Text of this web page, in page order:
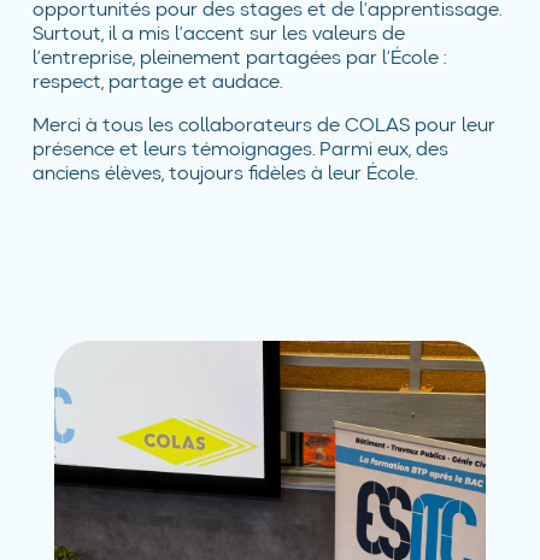
opportunités pour des stages et de l’apprentissage.
Surtout, il a mis l’accent sur les valeurs de
l’entreprise, pleinement partagées par l’École :
respect, partage et audace.
Merci à tous les collaborateurs de COLAS pour leur
présence et leurs témoignages. Parmi eux, des
anciens élèves, toujours fidèles à leur École.